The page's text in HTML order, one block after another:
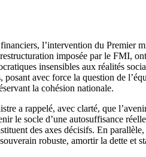
l’intervention du Premier
imposée par le FMI,
insensibles aux réalités
avec force la question de
la cohésion nationale.
a rappelé, avec clarté, que
le socle d’une autosuffisance
des axes décisifs. En
robuste, amortir la dette et